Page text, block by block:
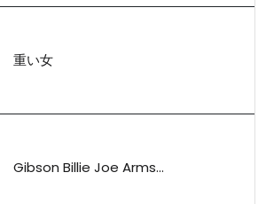
重い女
Gibson Billie Joe Arms...